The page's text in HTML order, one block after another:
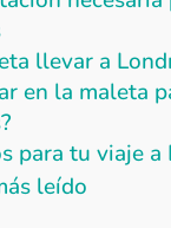
llevar a
en la maleta
para tu viaje a
leído